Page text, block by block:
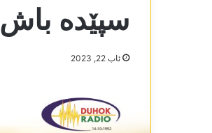
سپێدە باش22-8-2023
ئاب 22, 2023